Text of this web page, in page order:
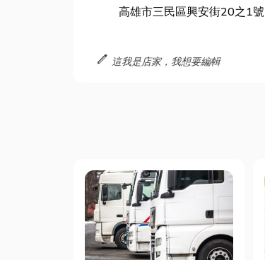
高雄市三民區興安街20之1號
edit 這我是店家，我想要編輯